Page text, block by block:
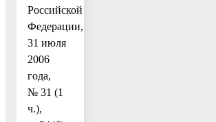
Российской
Федерации,
31 июля
2006
года,
№ 31 (1
ч.),